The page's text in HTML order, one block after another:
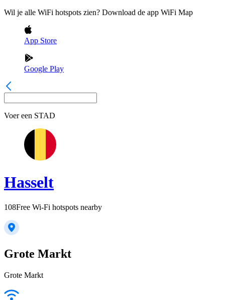
Wil je alle WiFi hotspots zien? Download de app WiFi Map
App Store
Google Play
Voer een STAD
Hasselt
108Free Wi-Fi hotspots nearby
Grote Markt
Grote Markt